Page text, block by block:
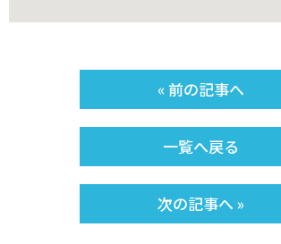
« 前の記事へ
一覧へ戻る
次の記事へ »